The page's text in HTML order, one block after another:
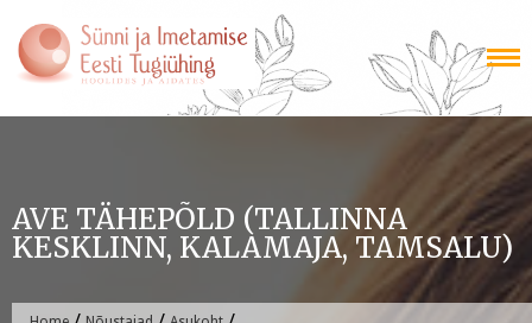
content
AVE TÄHEPÕLD (TALLINNA
KESKLINN, KALAMAJA, TAMSALU)